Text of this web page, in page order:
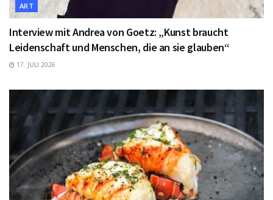
ART
Interview mit Andrea von Goetz: „Kunst braucht
Leidenschaft und Menschen, die an sie glauben“
17. JULI 2026